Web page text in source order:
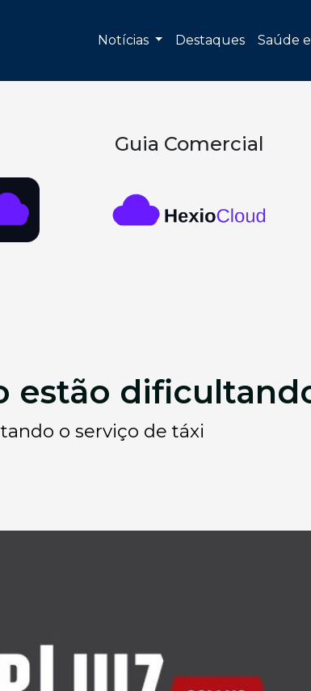
Notícias Destaques Saúde
Guia Comercial
estão
o serviço de táxi